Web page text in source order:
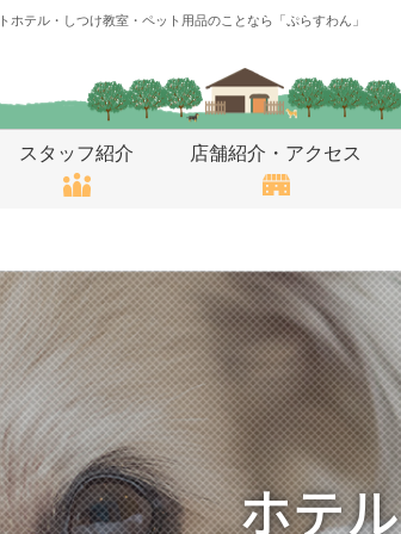
テル・しつけ教室・ペット用品のことなら「ぷらすわん」
スタッフ紹介 店舗紹介・アクセス
ホテル